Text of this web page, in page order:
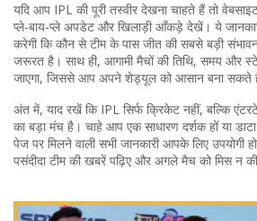
यदि आप IPL की पूरी तस्वीर देखना चाहते हैं तो
प्ले‑बाय‑प्ले अपडेट और खिलाड़ी आँकड़े देखें। ये
करेगी कि कौन से टीम के पास जीत की सबसे बड़ी
जरूरत है। साथ ही, आगामी मैचों की तिथि, समय और
जाएगा, जिससे आप अपने शेड्यूल को आसान बना सकते
अंत में, याद रखें कि IPL सिर्फ क्रिकेट नहीं, बल्कि
का बड़ा मंच है। चाहे आप एक साधारण दर्शक हों या
पेज पर मिलने वाली सभी जानकारी आपके लिए उपयोगी
पसंदीदा टीम की खबरें पढ़िए और अगले मैच को मिस न